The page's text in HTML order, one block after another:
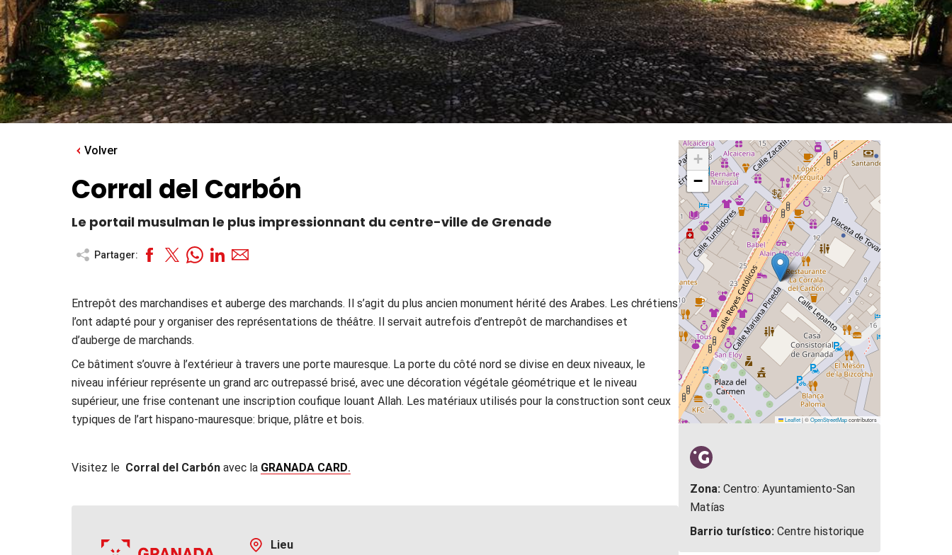
Volver
Corral del Carbón
Le portail musulman le plus impressionnant du centre-ville de Grenade
Partager:
Entrepôt des marchandises et auberge des marchands. Il s’agit du plus ancien monument hérité des Arabes. Les chrétiens
l’ont adapté pour y organiser des représentations de théâtre. Il servait autrefois d’entrepôt de marchandises et
d’auberge de marchands.
Ce bâtiment s’ouvre à l’extérieur à travers une porte mauresque. La porte du côté nord se divise en deux niveaux, le
niveau inférieur représente un grand arc outrepassé brisé, avec une décoration végétale géométrique et le niveau
supérieur, une frise contenant une inscription coufique louant Allah. Les matériaux utilisés pour la construction sont ceux
typiques de l’art hispano-mauresque: brique, plâtre et bois.
Visitez le Corral del Carbónavec la GRANADA CARD.
Lieu
+
−
Leaflet|©OpenStreetMapcontributors
Zona: Centro: Ayuntamiento-San
Matías
Barrio turístico: Centre historique